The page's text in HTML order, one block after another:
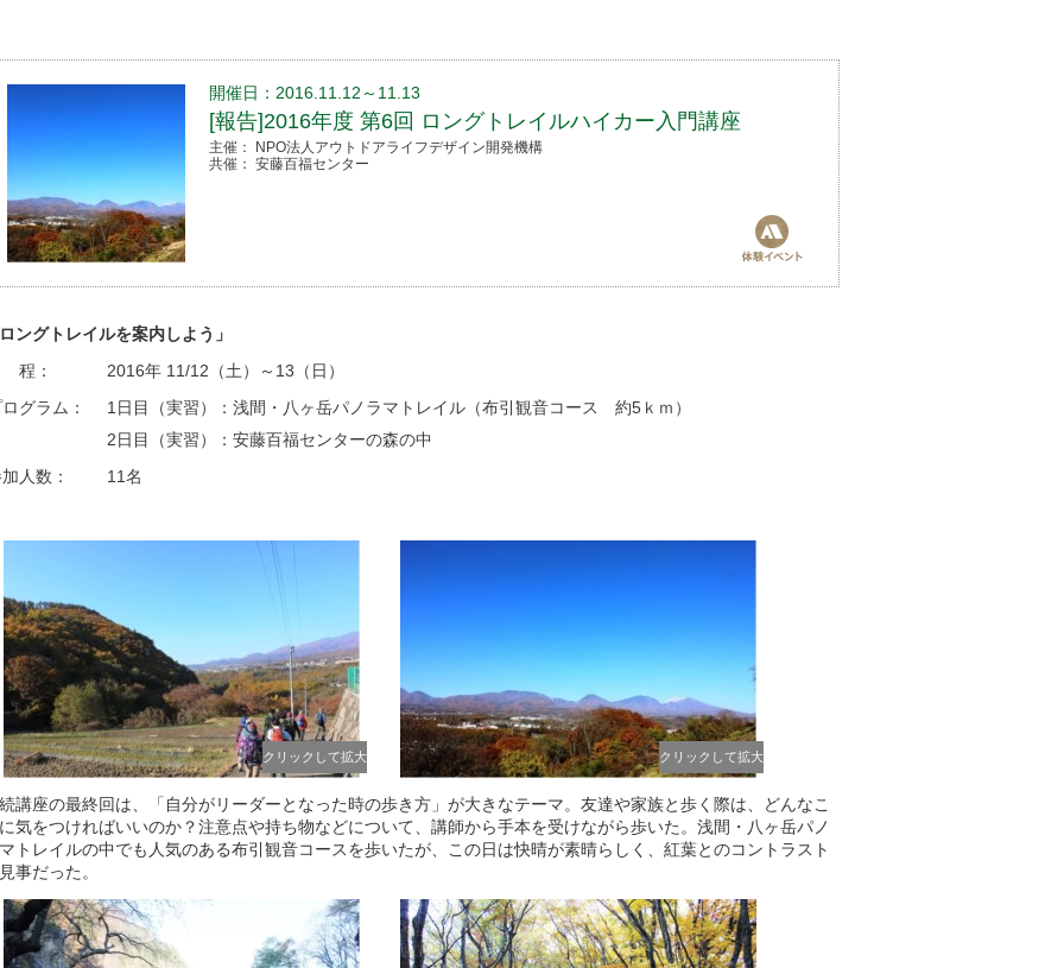
開催日：2016.11.12～11.13
[報告]2016年度 第6回 ロングトレイルハイカー入門講座
主催： NPO法人アウトドアライフデザイン開発機構
共催： 安藤百福センター
ングトレイルを案内しよう」
程：
2016年 11/12（土）～13（日）
グラム：
1日目（実習）：浅間・八ヶ岳パノラマトレイル（布引観音コース 約5ｋｍ）
2日目（実習）：安藤百福センターの森の中
人数：
11名
クリックして拡大 クリックして拡大
講座の最終回は、「自分がリーダーとなった時の歩き方」が大きなテーマ。友達や家族と歩く際は、どんなこ
気をつければいいのか？注意点や持ち物などについて、講師から手本を受けながら歩いた。浅間・八ヶ岳パノ
トレイルの中でも人気のある布引観音コースを歩いたが、この日は快晴が素晴らしく、紅葉とのコントラスト
事だった。